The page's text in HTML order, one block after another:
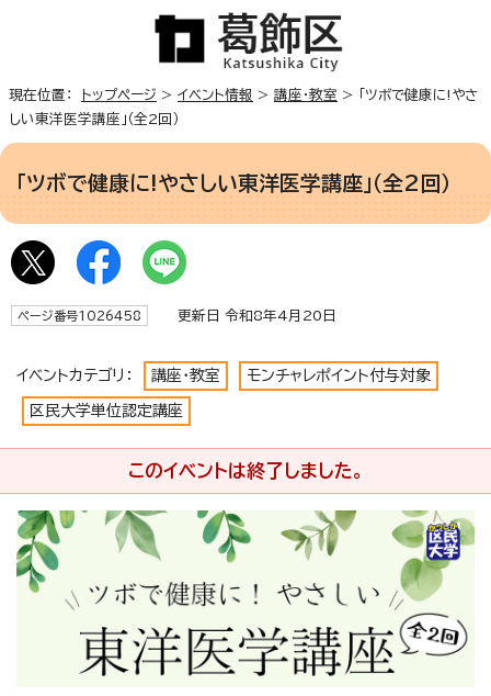
現在位置： トップページ > イベント情報 > 講座・教室 > 「ツボで健康に!やさ
しい東洋医学講座」（全2回）
「ツボで健康に!やさしい東洋医学講座」（全2回）
ページ番号1026458 更新日 令和8年4月20日
イベントカテゴリ： 講座・教室 モンチャレポイント付与対象
区民大学単位認定講座
このイベントは終了しました。